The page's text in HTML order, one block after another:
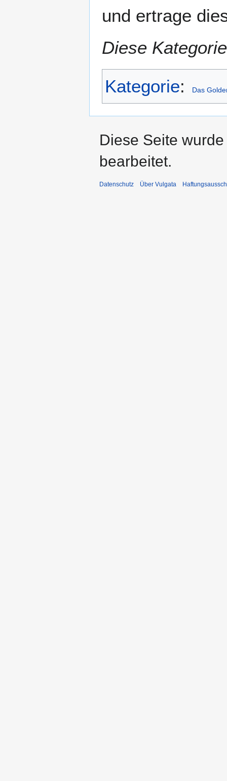
und ertrage
Diese
Kategorie: Das
Diese Seite
bearbeitet.
Datenschutz Über Vulgata